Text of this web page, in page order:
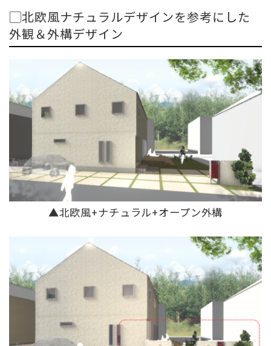
▢北欧風ナチュラルデザインを参考にした
外観＆外構デザイン
▲北欧風+ナチュラル+オープン外構